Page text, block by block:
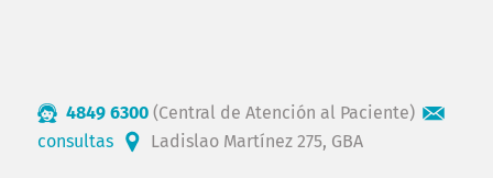
4849 6300 (Central de Atención al Paciente)
consultas
Ladislao Martínez 275, GBA